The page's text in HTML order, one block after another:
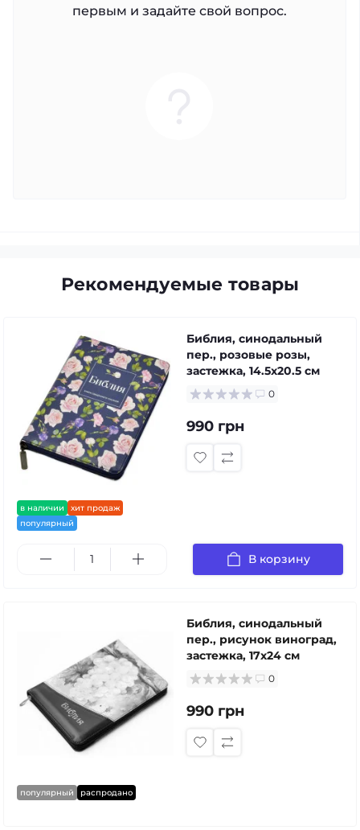
первым и задайте свой вопрос.
Рекомендуемые товары
в наличии
хит продаж
популярный
Библия, синодальный
пер., розовые розы,
застежка, 14.5x20.5 см
0
990 грн
В корзину
популярный распродано
Библия, синодальный
пер., рисунок виноград,
застежка, 17x24 см
0
990 грн